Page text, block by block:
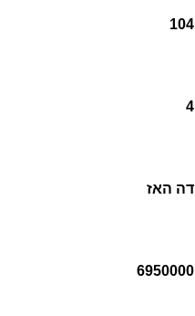
104
4
דה האז
6950000